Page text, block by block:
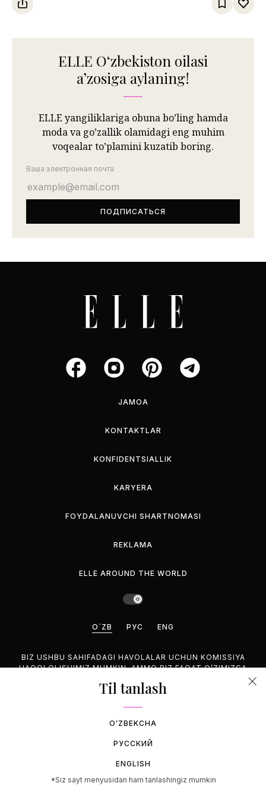
ELLE Oʻzbekiston oilasi
aʼzosiga aylaning!
ELLE yangiliklariga obuna bo’ling hamda
moda va go’zallik olamidagi eng muhim
voqealar to’plamini kuzatib boring.
Ваша электронная почта
JAMOA
KONTAKTLAR
KONFIDENTSIALLIK
KARYERA
FOYDALANUVCHI SHARTNOMASI
REKLAMA
ELLE AROUND THE WORLD
O`ZB РУС ENG
BIZ USHBU SAHIFADAGI HAVOLALAR UCHUN KOMISSIYA
HAQQI OLISHIMIZ MUMKIN, AMMO BIZ FAQAT O’ZIMIZGA
Til tanlash
OʻZBEKCHA
РУССКИЙ
ENGLISH
*Siz sayt menyusidan ham tanlashingiz mumkin